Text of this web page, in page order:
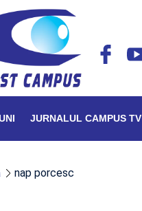
JURNALUL CAMPUS TV
nap porcesc